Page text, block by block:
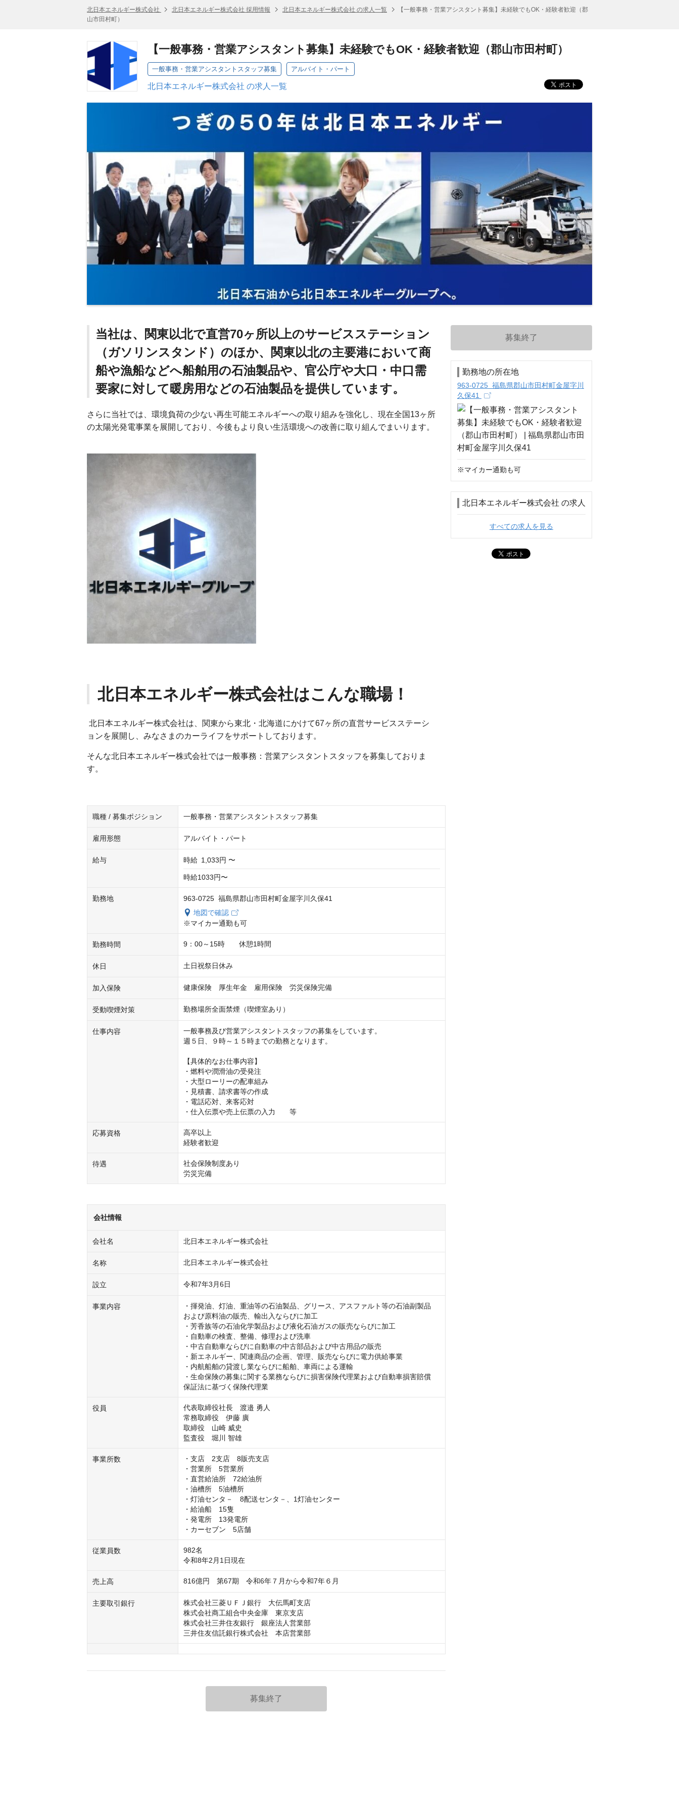
北日本エネルギー株式会社 北日本エネルギー株式会社 採用情報 北日本エネルギー株式会社 の求人一覧
【一般事務・営業アシスタント募集】未経験でもOK・経験者歓迎（郡
山市田村町）
【一般事務・営業アシスタント募集】未経験でもOK・経験者歓迎（郡山市田村町）
一般事務・営業アシスタントスタッフ募集 アルバイト・パート
北日本エネルギー株式会社 の求人一覧
当社は、関東以北で直営70ヶ所以上のサービスステーション
（ガソリンスタンド）のほか、関東以北の主要港において商
船や漁船などへ船舶用の石油製品や、官公庁や大口・中口需
要家に対して暖房用などの石油製品を提供しています。
さらに当社では、環境負荷の少ない再生可能エネルギーへの取り組みを強化し、現在全国13ヶ所
の太陽光発電事業を展開しており、今後もより良い生活環境への改善に取り組んでまいります。
北日本エネルギー株式会社はこんな職場！
北日本エネルギー株式会社は、関東から東北・北海道にかけて67ヶ所の直営サービスステーシ
ョンを展開し、みなさまのカーライフをサポートしております。
そんな北日本エネルギー株式会社では一般事務：営業アシスタントスタッフを募集しておりま
す。
職種 / 募集ポジション 一般事務・営業アシスタントスタッフ募集
雇用形態 アルバイト・パート
給与 時給 1,033円 〜
時給1033円〜
勤務地
963-0725 福島県郡山市田村町金屋字川久保41
地図で確認
※マイカー通勤も可
勤務時間 9：00～15時　　休憩1時間
休日 土日祝祭日休み
加入保険 健康保険　厚生年金　雇用保険　労災保険完備
受動喫煙対策 勤務場所全面禁煙（喫煙室あり）
仕事内容
一般事務及び営業アシスタントスタッフの募集をしています。
週５日、９時～１５時までの勤務となります。
【具体的なお仕事内容】
・燃料や潤滑油の受発注
・大型ローリーの配車組み
・見積書、請求書等の作成
・電話応対、来客応対
・仕入伝票や売上伝票の入力　　等
応募資格
高卒以上
経験者歓迎
待遇
社会保険制度あり
労災完備
会社情報
会社名 北日本エネルギー株式会社
名称 北日本エネルギー株式会社
設立 令和7年3月6日
事業内容
・揮発油、灯油、重油等の石油製品、グリース、アスファルト等の石油副製品
および原料油の販売、輸出入ならびに加工
・芳香族等の石油化学製品および液化石油ガスの販売ならびに加工
・自動車の検査、整備、修理および洗車
・中古自動車ならびに自動車の中古部品および中古用品の販売
・新エネルギー、関連商品の企画、管理、販売ならびに電力供給事業
・内航船舶の貸渡し業ならびに船舶、車両による運輸
・生命保険の募集に関する業務ならびに損害保険代理業および自動車損害賠償
保証法に基づく保険代理業
役員
代表取締役社長　渡邉 勇人
常務取締役　伊藤 廣
取締役　山崎 威史
事業所数
・支店　2支店　8販売支店
・営業所　5営業所
・直営給油所　72給油所
・油槽所　5油槽所
・灯油センタ－　8配送センタ－、1灯油センター
・給油船　15隻
・発電所　13発電所
・カーセブン　5店舗
従業員数
982名
令和8年2月1日現在
売上高 816億円　第67期　令和6年７月から令和7年６月
主要取引銀行
株式会社三菱ＵＦＪ銀行　大伝馬町支店
株式会社商工組合中央金庫　東京支店
株式会社三井住友銀行　銀座法人営業部
三井住友信託銀行株式会社　本店営業部
募集終了
募集終了
勤務地の所在地
963-0725 福島県郡山市田村町金屋字川
久保41
※マイカー通勤も可
北日本エネルギー株式会社 の求人
すべての求人を見る